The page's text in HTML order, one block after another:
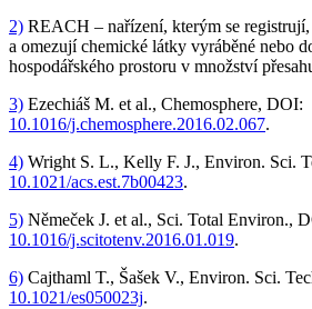
2) REACH – nařízení, kterým se
a omezují chemické látky vyráběné nebo
hospodářského prostoru v množství
3) Ezechiáš M. et al., Chemosphere, DOI:
10.1016/j.chemosphere.2016.02.067.
4) Wright S. L., Kelly F. J., Environ. Sci.
10.1021/acs.est.7b00423.
5) Němeček J. et al., Sci. Total Environ.,
10.1016/j.scitotenv.2016.01.019.
6) Cajthaml T., Šašek V., Environ. Sci.
10.1021/es050023j.